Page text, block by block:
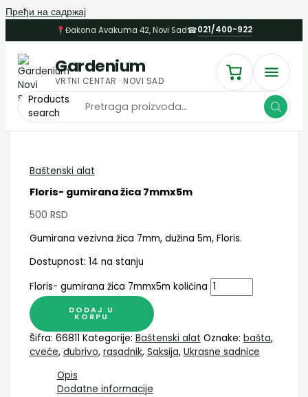
Пређи на садржај
Đakona Avakuma 42, Novi Sad☎021/400-922
Gardenium
VRTNI CENTAR · NOVI SAD
Products
search
Baštenski alat
Floris- gumirana žica 7mmx5m
500 RSD
Gumirana vezivna žica 7mm, dužina 5m, Floris.
Dostupnost: 14 na stanju
Floris- gumirana žica 7mmx5m količina
DODAJ U
KORPU
Šifra: 66811 Kategorije: Baštenski alat Oznake: bašta,
cveće, đubrivo, rasadnik, Saksija, Ukrasne sadnice
Opis
Dodatne informacije